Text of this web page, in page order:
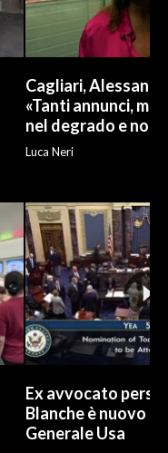
Cagliari,
«Tanti annunci,
nel degrado e non
Luca Neri
Ex avvocato
Blanche è nuovo
Generale Usa